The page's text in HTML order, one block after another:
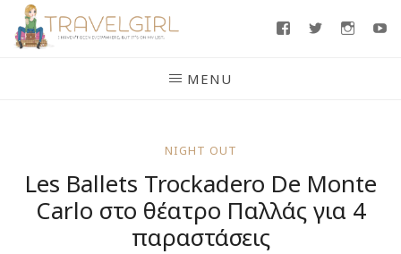
Skip
FacebookTwitter
MENU
NIGHT OUT
Les Ballets Trockadero De Monte
Carlo στο θέατρο Παλλάς για 4
παραστάσεις